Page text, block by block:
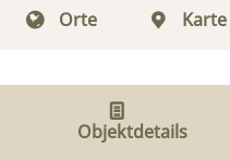
Orte Karte
Objektdetails